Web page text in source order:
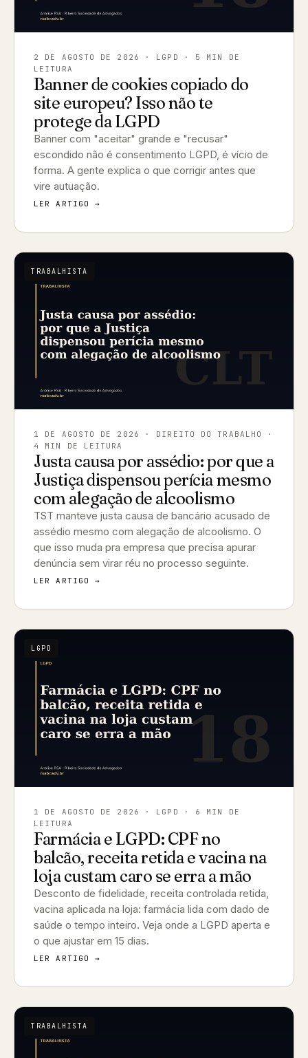
2 DE AGOSTO DE 2026
· LGPD · 5 MIN DE
LEITURA
Banner de cookies copiado do
site europeu? Isso não te
protege da LGPD
Banner com "aceitar" grande e "recusar"
escondido não é consentimento LGPD, é vício de
forma. A gente explica o que corrigir antes que
vire autuação.
LER ARTIGO →
TRABALHISTA
1 DE AGOSTO DE 2026
· DIREITO DO TRABALHO ·
4 MIN DE LEITURA
Justa causa por assédio: por que a
Justiça dispensou perícia mesmo
com alegação de alcoolismo
TST manteve justa causa de bancário acusado de
assédio mesmo com alegação de alcoolismo. O
que isso muda pra empresa que precisa apurar
denúncia sem virar réu no processo seguinte.
LER ARTIGO →
LGPD
1 DE AGOSTO DE 2026
· LGPD · 6 MIN DE
LEITURA
Farmácia e LGPD: CPF no
balcão, receita retida e vacina na
loja custam caro se erra a mão
Desconto de fidelidade, receita controlada retida,
vacina aplicada na loja: farmácia lida com dado de
saúde o tempo inteiro. Veja onde a LGPD aperta e
o que ajustar em 15 dias.
LER ARTIGO →
TRABALHISTA